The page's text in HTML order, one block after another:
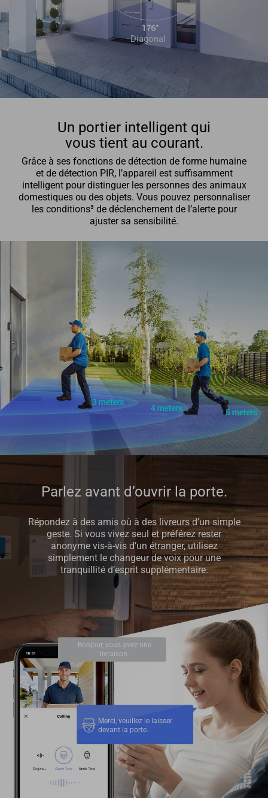
Diagonal
Un portier intelligent qui
vous tient au courant.
Grâce à ses fonctions de détection de forme humaine
et de détection PIR, l’appareil est suffisamment
intelligent pour distinguer les personnes des animaux
domestiques ou des objets. Vous pouvez personnaliser
les conditions³ de déclenchement de l’alerte pour
ajuster sa sensibilité.
Parlez avant d’ouvrir la porte.
Répondez à des amis où à des livreurs d’un simple
geste. Si vous vivez seul et préférez rester
anonyme vis-à-vis d’un étranger, utilisez
simplement le changeur de voix pour une
tranquillité d’esprit supplémentaire.
Merci, veuillez le laisser
devant la porte.
Bonjour, vous avez une
livraison.